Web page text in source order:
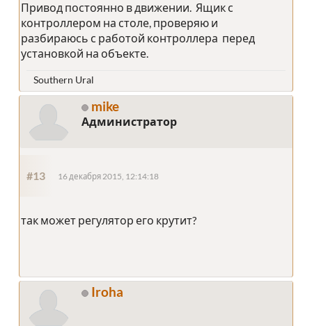
Привод постоянно в движении. Ящик с
контроллером на столе, проверяю и
разбираюсь с работой контроллера перед
установкой на объекте.
Southern Ural
mike
Администратор
#13 16 декабря 2015, 12:14:18
так может регулятор его крутит?
Iroha